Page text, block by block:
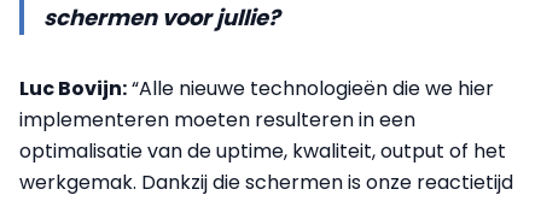
schermen voor jullie?
Luc Bovijn:“Alle nieuwe technologieën die we hier
implementeren moeten resulteren in een
optimalisatie van de uptime, kwaliteit, output of het
werkgemak. Dankzij die schermen is onze reactietijd